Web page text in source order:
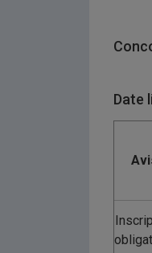
Date